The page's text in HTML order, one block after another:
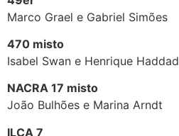
Marco Grael e Gabriel Simões
470 misto
Isabel Swan e Henrique Haddad
NACRA 17 misto
João Bulhões e Marina Arndt
ILCA 7